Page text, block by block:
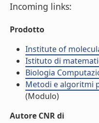
Incoming links:
Prodotto
Institute of
Istituto di
Biologia
Metodi e algoritmi
(Modulo)
Autore CNR di